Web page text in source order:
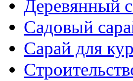
Деревянный
Садовый
Сарай для кур